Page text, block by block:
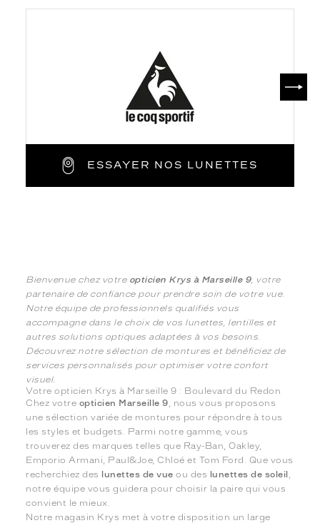
ESSAYER NOS LUNETTES
Bienvenue chez votre opticien Krys à Marseille 9, votre
partenaire de confiance pour prendre soin de votre vue.
Notre équipe de professionnels qualifiés vous
accompagne dans le choix de vos lunettes, lentilles et
autres solutions optiques adaptées à vos besoins.
Découvrez notre sélection de montures et bénéficiez de
services personnalisés pour optimiser votre confort
visuel.
Votre opticien Krys à Marseille 9 : Boulevard du Redon
Chez votre opticien Marseille 9, nous vous proposons
une sélection variée de montures pour répondre à tous
les styles et budgets. Parmi notre gamme, vous
trouverez des marques telles que Ray-Ban, Oakley,
Emporio Armani, Paul&Joe, Chloé et Tom Ford. Que vous
recherchiez des
lunettes de vue ou des lunettes de soleil ,
notre équipe vous guidera pour choisir la paire qui vous
convient le mieux.
Notre magasin Krys met à votre disposition un large